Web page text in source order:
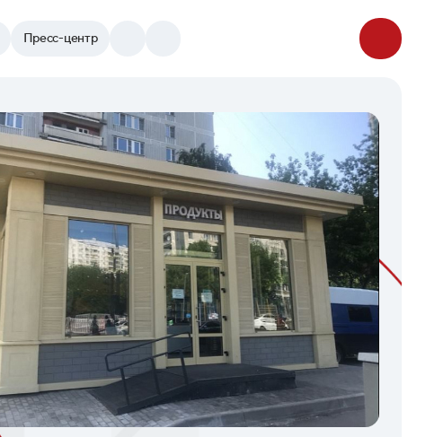
Пресс-центр